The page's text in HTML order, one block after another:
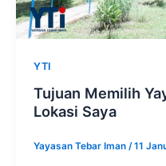
YTI
Tujuan Memilih
Lokasi Saya
Yayasan Tebar Iman /11